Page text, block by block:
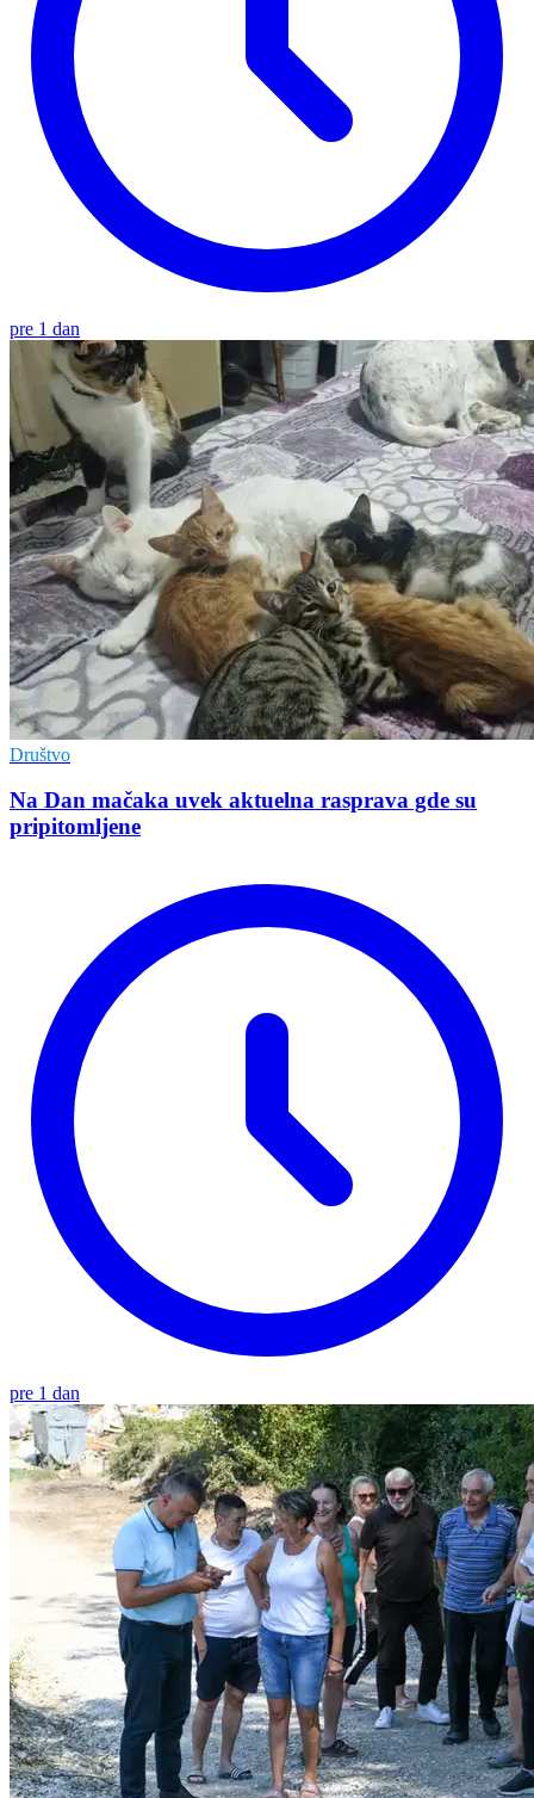
pre 1 dan
Društvo
Na Dan mačaka uvek aktuelna rasprava gde su
pripitomljene
pre 1 dan